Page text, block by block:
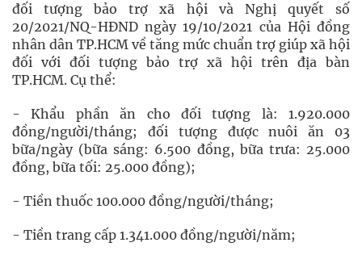
đối tượng bảo trợ xã hội và Nghị quyết số
20/2021/NQ-HĐND ngày 19/10/2021 của Hội đồng
nhân dân TP.HCM về tăng mức chuẩn trợ giúp xã hội
đối với đối tượng bảo trợ xã hội trên địa bàn
TP.HCM. Cụ thể:
- Khẩu phần ăn cho đối tượng là: 1.920.000
đồng/người/tháng; đối tượng được nuôi ăn 03
bữa/ngày (bữa sáng: 6.500 đồng, bữa trưa: 25.000
đồng, bữa tối: 25.000 đồng);
- Tiền thuốc 100.000 đồng/người/tháng;
- Tiền trang cấp 1.341.000 đồng/người/năm;